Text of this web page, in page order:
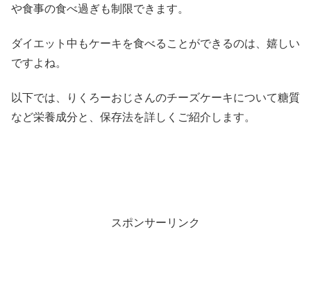
や食事の食べ過ぎも制限できます。
ダイエット中もケーキを食べることができるのは、嬉しい
ですよね。
以下では、りくろーおじさんのチーズケーキについて糖質
など栄養成分と、保存法を詳しくご紹介します。
スポンサーリンク